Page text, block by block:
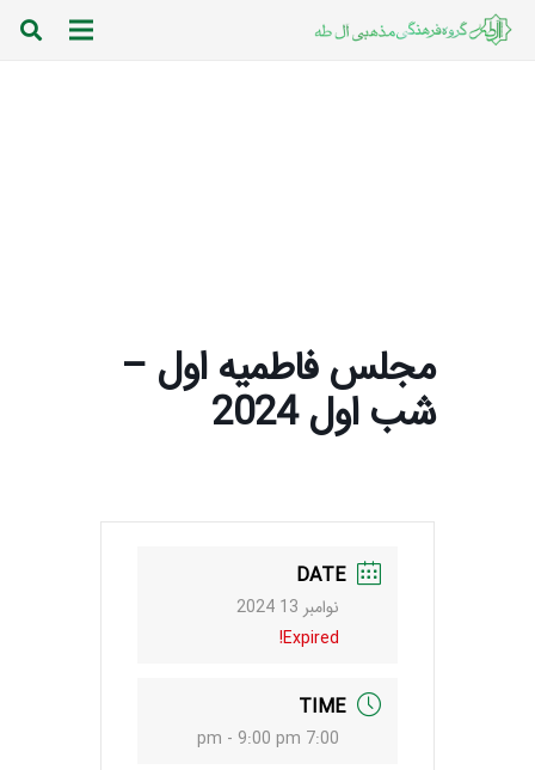
مجلس فاطمیه اول –
شب اول 2024
DATE
نوامبر 13 2024
Expired!
TIME
7:00 pm - 9:00 pm